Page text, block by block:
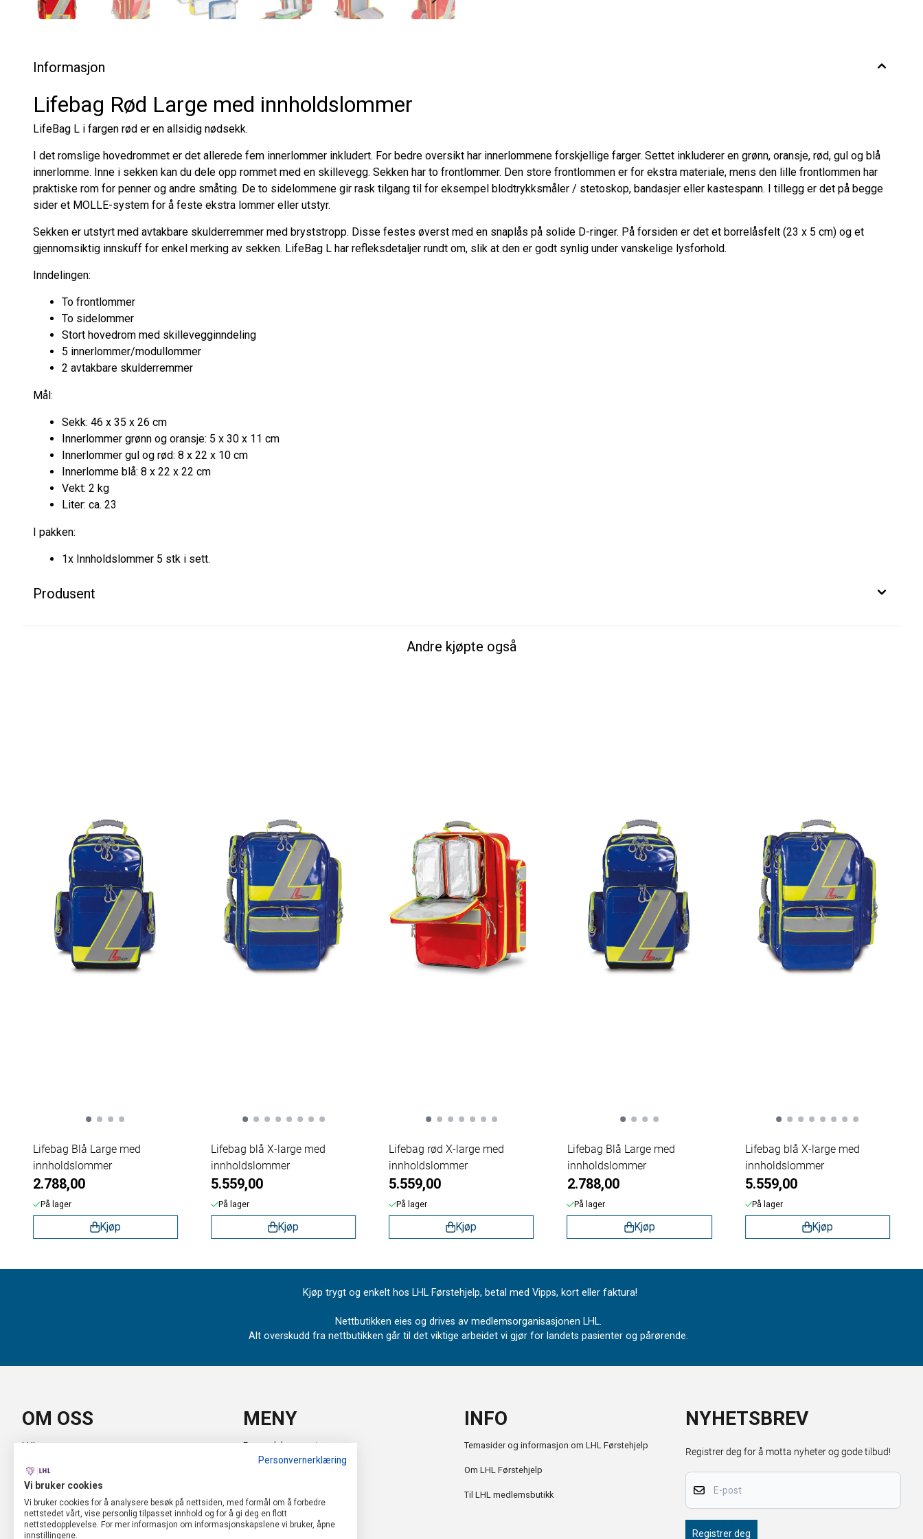
Informasjon
Lifebag Rød Large med innholdslommer
LifeBag L i fargen rød er en allsidig nødsekk.
I det romslige hovedrommet er det allerede fem innerlommer inkludert. For bedre oversikt har innerlommene forskjellige farger. Settet inkluderer en grønn, oransje, rød, gul og blå
innerlomme. Inne i sekken kan du dele opp rommet med en skillevegg. Sekken har to frontlommer. Den store frontlommen er for ekstra materiale, mens den lille frontlommen har
praktiske rom for penner og andre småting. De to sidelommene gir rask tilgang til for eksempel blodtrykksmåler / stetoskop, bandasjer eller kastespann. I tillegg er det på begge
sider et MOLLE-system for å feste ekstra lommer eller utstyr.
Sekken er utstyrt med avtakbare skulderremmer med bryststropp. Disse festes øverst med en snaplås på solide D-ringer. På forsiden er det et borrelåsfelt (23 x 5 cm) og et
gjennomsiktig innskuff for enkel merking av sekken. LifeBag L har refleksdetaljer rundt om, slik at den er godt synlig under vanskelige lysforhold.
Inndelingen:
To frontlommer
To sidelommer
Stort hovedrom med skillevegginndeling
5 innerlommer/modullommer
2 avtakbare skulderremmer
Mål:
Sekk: 46 x 35 x 26 cm
Innerlommer grønn og oransje: 5 x 30 x 11 cm
Innerlommer gul og rød: 8 x 22 x 10 cm
Innerlomme blå: 8 x 22 x 22 cm
Vekt: 2 kg
Liter: ca. 23
I pakken:
1x Innholdslommer 5 stk i sett.
Produsent
Andre kjøpte også
Lifebag Blå Large med
innholdslommer
2.788,00
På lager
Kjøp
Lifebag blå X-large med
innholdslommer
5.559,00
På lager
Kjøp
Lifebag rød X-large med
innholdslommer
5.559,00
På lager
Kjøp
Lifebag Blå Large med
innholdslommer
2.788,00
På lager
Kjøp
Lifebag blå X-large med
innholdslommer
5.559,00
På lager
Kjøp
Kjøp trygt og enkelt hos LHL Førstehjelp, betal med Vipps, kort eller faktura!
Nettbutikken eies og drives av medlemsorganisasjonen LHL.
Alt overskudd fra nettbutikken går til det viktige arbeidet vi gjør for landets pasienter og pårørende.
OM OSS
LHL
Industrivegen 67
Org. nr. 940 190 738
MENY
Forsendelse og retur
INFO
Temasider og informasjon om LHL Førstehjelp
Om LHL Førstehjelp
Til LHL medlemsbutikk
NYHETSBREV
Registrer deg for å motta nyheter og gode tilbud!
E-post
Registrer deg
Personvernerklæring
Vi bruker cookies
Vi bruker cookies for å analysere besøk på nettsiden, med formål om å forbedre
nettstedet vårt, vise personlig tilpasset innhold og for å gi deg en flott
nettstedopplevelse. For mer informasjon om informasjonskapslene vi bruker, åpne
innstillingene.